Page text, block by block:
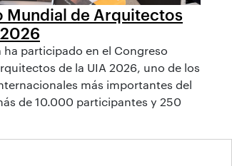
Mundial de Arquitectos
ha participado en el Congreso
de la UIA 2026, uno de los
más importantes del
de 10.000 participantes y 250